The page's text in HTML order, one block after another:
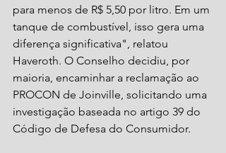
para menos de R$ 5,50 por litro. Em um
tanque de combustível, isso gera uma
diferença significativa", relatou
Haveroth. O Conselho decidiu, por
maioria, encaminhar a reclamação ao
PROCON de Joinville, solicitando uma
investigação baseada no artigo 39 do
Código de Defesa do Consumidor.